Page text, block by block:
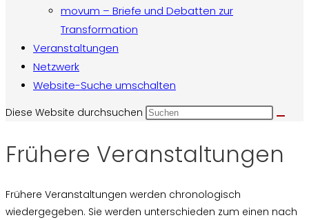
movum – Briefe und Debatten zur
Transformation
Veranstaltungen
Netzwerk
Website-Suche umschalten
Diese Website durchsuchen
Frühere Veranstaltungen
Frühere Veranstaltungen werden chronologisch
wiedergegeben. Sie werden unterschieden zum einen nach